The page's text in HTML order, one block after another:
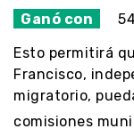
Ganó con
Esto permitirá
Francisco,
migratorio,
comisiones